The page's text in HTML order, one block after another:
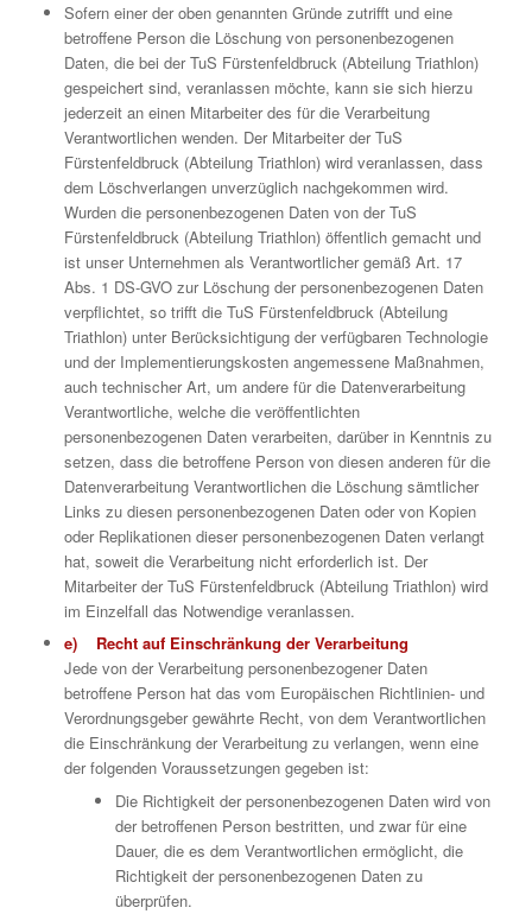
Sofern einer der oben genannten Gründe zutrifft und eine
betroffene Person die Löschung von personenbezogenen
Daten, die bei der TuS Fürstenfeldbruck (Abteilung Triathlon)
gespeichert sind, veranlassen möchte, kann sie sich hierzu
jederzeit an einen Mitarbeiter des für die Verarbeitung
Verantwortlichen wenden. Der Mitarbeiter der TuS
Fürstenfeldbruck (Abteilung Triathlon) wird veranlassen, dass
dem Löschverlangen unverzüglich nachgekommen wird.
Wurden die personenbezogenen Daten von der TuS
Fürstenfeldbruck (Abteilung Triathlon) öffentlich gemacht und
ist unser Unternehmen als Verantwortlicher gemäß Art. 17
Abs. 1 DS-GVO zur Löschung der personenbezogenen Daten
verpflichtet, so trifft die TuS Fürstenfeldbruck (Abteilung
Triathlon) unter Berücksichtigung der verfügbaren Technologie
und der Implementierungskosten angemessene Maßnahmen,
auch technischer Art, um andere für die Datenverarbeitung
Verantwortliche, welche die veröffentlichten
personenbezogenen Daten verarbeiten, darüber in Kenntnis zu
setzen, dass die betroffene Person von diesen anderen für die
Datenverarbeitung Verantwortlichen die Löschung sämtlicher
Links zu diesen personenbezogenen Daten oder von Kopien
oder Replikationen dieser personenbezogenen Daten verlangt
hat, soweit die Verarbeitung nicht erforderlich ist. Der
Mitarbeiter der TuS Fürstenfeldbruck (Abteilung Triathlon) wird
im Einzelfall das Notwendige veranlassen.
e) Recht auf Einschränkung der Verarbeitung
Jede von der Verarbeitung personenbezogener Daten
betroffene Person hat das vom Europäischen Richtlinien- und
Verordnungsgeber gewährte Recht, von dem Verantwortlichen
die Einschränkung der Verarbeitung zu verlangen, wenn eine
der folgenden Voraussetzungen gegeben ist:
Die Richtigkeit der personenbezogenen Daten wird von
der betroffenen Person bestritten, und zwar für eine
Dauer, die es dem Verantwortlichen ermöglicht, die
Richtigkeit der personenbezogenen Daten zu
überprüfen.